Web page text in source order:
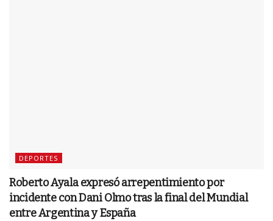
DEPORTES
Roberto Ayala expresó arrepentimiento por
incidente con Dani Olmo tras la final del Mundial
entre Argentina y España